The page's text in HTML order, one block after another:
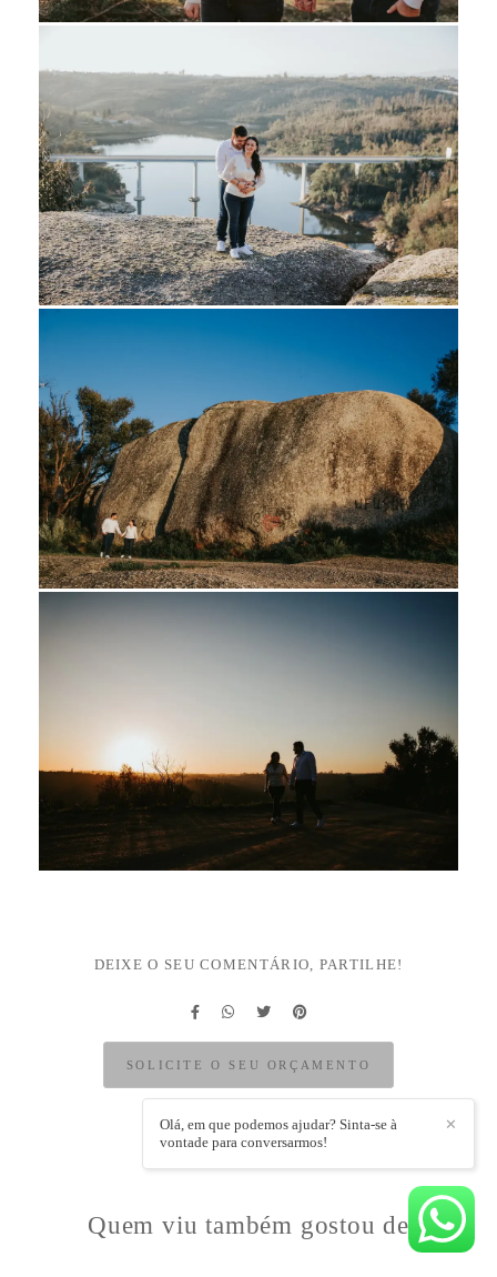
DEIXE O SEU COMENTÁRIO, PARTILHE!
SOLICITE O SEU ORÇAMENTO
Quem viu também gostou de
✕
Olá, em que podemos ajudar? Sinta-se à
vontade para conversarmos!